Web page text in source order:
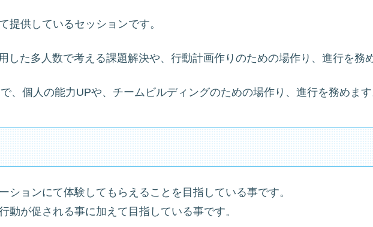
提供しているセッションです。
した多人数で考える課題解決や、行動計画作りのための場作り、進行を務
、個人の能力UPや、チームビルディングのための場作り、進行を務めま
ションにて体験してもらえることを目指している事です。
動が促される事に加えて目指している事です。